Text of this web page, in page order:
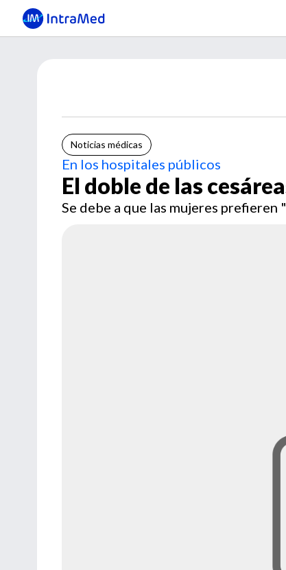
Noticias médicas
En los hospitales públicos
El doble de las
Se debe a que las mujeres